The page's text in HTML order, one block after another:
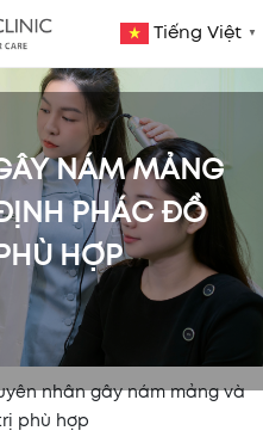
Tiếng Việt ▼
NÁM MẢNG
PHÁC ĐỒ
HỢP
nhân gây nám mảng và
phù hợp